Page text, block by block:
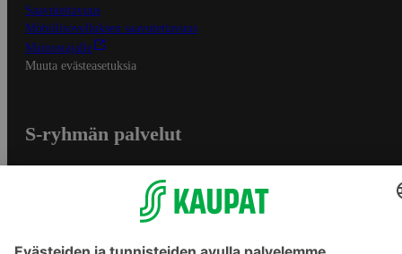
Saavutettavuus
Mobiilisovelluksen saavutettavuus
Mainostajalle
Muuta evästeasetuksia
S-ryhmän palvelut
Yhteishyvä Ruoka -sovellus
S-ostoslista -sovellus